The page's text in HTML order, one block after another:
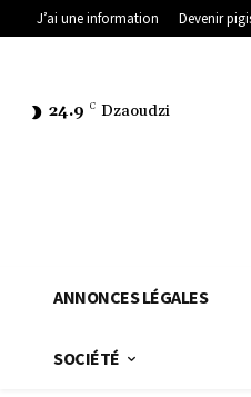
J’ai une information Devenir
24.9 C Dzaoudzi
ANNONCES LÉGALES
SOCIÉTÉ